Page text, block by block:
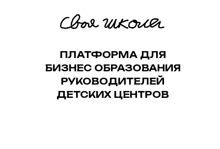
ПЛАТФОРМА ДЛЯ
БИЗНЕС ОБРАЗОВАНИЯ
РУКОВОДИТЕЛЕЙ
ДЕТСКИХ ЦЕНТРОВ